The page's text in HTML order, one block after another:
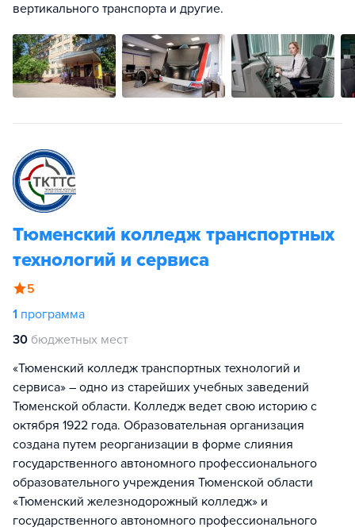
вертикального транспорта и другие.
Тюменский колледж транспортных
технологий и сервиса
5
1 программа
30 бюджетных мест
«Тюменский колледж транспортных технологий и
сервиса» – одно из старейших учебных заведений
Тюменской области. Колледж ведет свою историю с
октября 1922 года. Образовательная организация
создана путем реорганизации в форме слияния
государственного автономного профессионального
образовательного учреждения Тюменской области
«Тюменский железнодорожный колледж» и
государственного автономного профессионального